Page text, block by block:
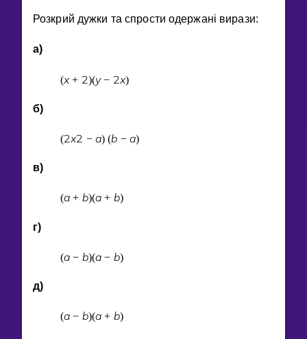
Розкрий дужки та спрости одержанi вирази:
а)
(x + 2)(y − 2x)
б)
(2x2 − a) (b − a)
в)
(a + b)(a + b)
г)
(a − b)(a − b)
д)
(a − b)(a + b)